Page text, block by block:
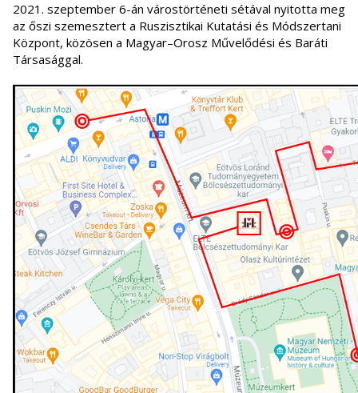
2021. szeptember 6-án várostörténeti sétával nyitotta meg
az őszi szemesztert a Ruszisztikai Kutatási és Módszertani
Központ, közösen a Magyar–Orosz Művelődési és Baráti
Társasággal.